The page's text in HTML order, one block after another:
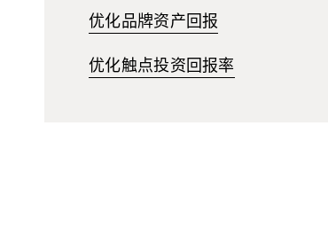
优化品牌资产回报
优化触点投资回报率